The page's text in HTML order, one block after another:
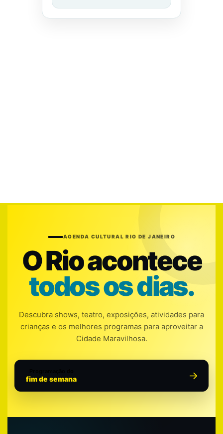
AGENDA CULTURAL RIO DE JANEIRO
O Rio acontece
todos os dias.
Descubra shows, teatro, exposições, atividades para
crianças e os melhores programas para aproveitar a
Cidade Maravilhosa.
fim de semana